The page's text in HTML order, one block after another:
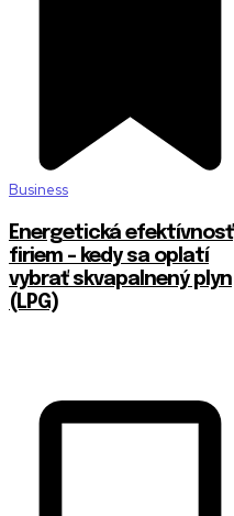
Business
Energetická efektívnosť
firiem – kedy sa oplatí
vybrať skvapalnený plyn
(LPG)